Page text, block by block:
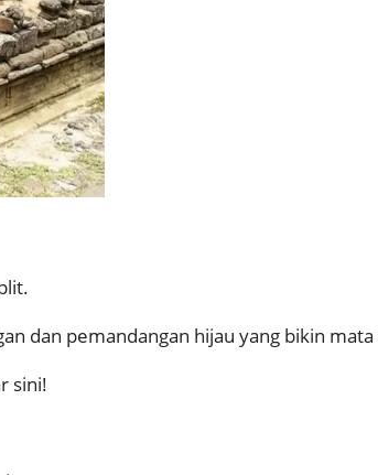
dan pemandangan hijau yang bikin
sini!